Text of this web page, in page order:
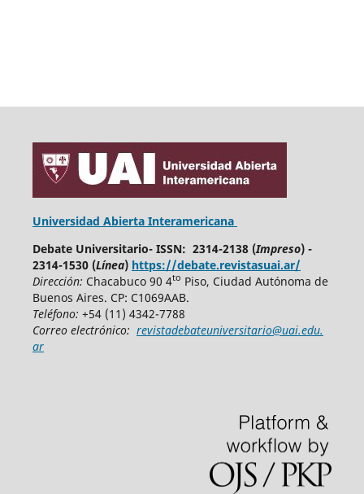
Universidad Abierta Interamericana
Debate Universitario- ISSN: 2314-2138 (Impreso) -
2314-1530 (Línea) https://debate.revistasuai.ar/
Dirección: Chacabuco 90 4to Piso, Ciudad Autónoma de
Buenos Aires. CP: C1069AAB.
Teléfono: +54 (11) 4342-7788
Correo electrónico: revistadebateuniversitario@uai.edu.
ar